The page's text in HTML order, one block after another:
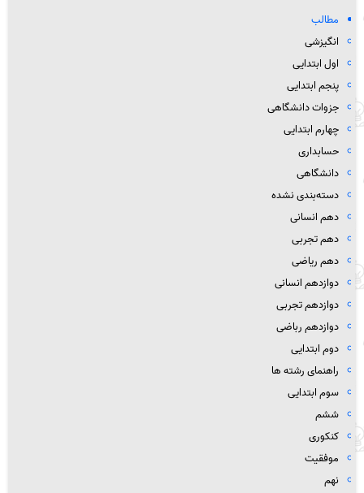
مطالب
انگیزشی
اول ابتدایی
پنجم ابتدایی
جزوات دانشگاهی
چهارم ابتدایی
حسابداری
دانشگاهی
دسته‌بندی نشده
دهم انسانی
دهم تجربی
دهم ریاضی
دوازدهم انسانی
دوازدهم تجربی
دوازدهم رباضی
دوم ابتدایی
راهنمای رشته ها
سوم ابتدایی
ششم
کنکوری
موفقیت
نهم